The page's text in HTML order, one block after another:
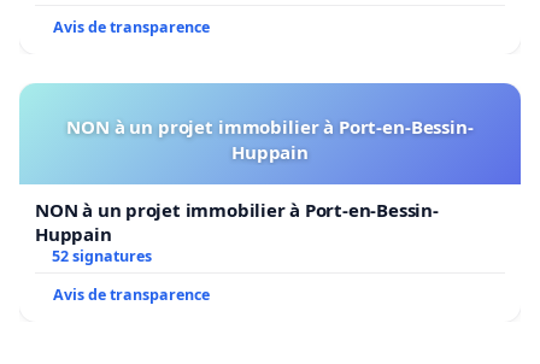
Avis de transparence
NON à un projet immobilier à Port-en-Bessin-
Huppain
NON à un projet immobilier à Port-en-Bessin-
Huppain
52 signatures
Avis de transparence